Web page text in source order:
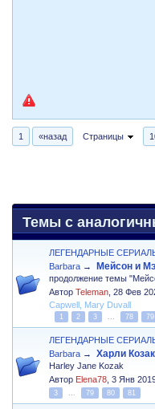
1 «назад Страницы
Темы с
ЛЕГЕНДАРНЫЕ
Barbara → Мейсон и
продолжение темы
АвторTeleman ,28 Фев
Capwell Mary Duvall
1 2 3 78 79
ЛЕГЕНДАРНЫЕ
Barbara → Харли
Harley Jane Kozak
Автор Elena78 ,3 Янв
3
79 80 81